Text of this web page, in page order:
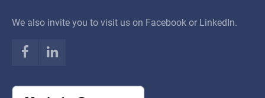
We also invite you to visit us on Facebook or LinkedIn.